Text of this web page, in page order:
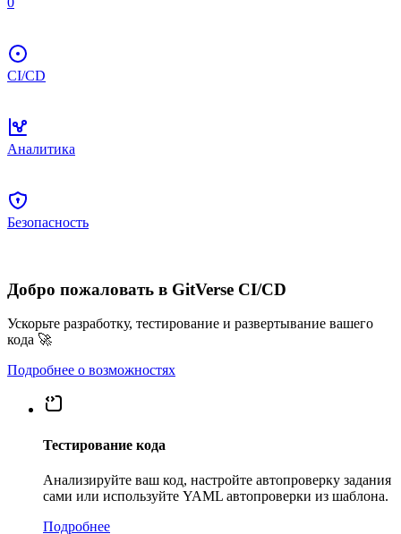
CI/CD
Аналитика
Безопасность
Добро пожаловать в GitVerse CI/CD
Ускорьте разработку, тестирование и развертывание вашего
кода 🚀
Подробнее о возможностях
Тестирование кода
Анализируйте ваш код, настройте автопроверку задания
сами или используйте YAML автопроверки из шаблона.
Подробнее